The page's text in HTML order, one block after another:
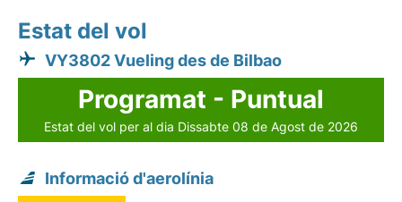
Estat del vol
VY3802 Vueling des de Bilbao
Programat - Puntual
Estat del vol per al dia Dissabte 08 de Agost de 2026
Informació d'aerolínia